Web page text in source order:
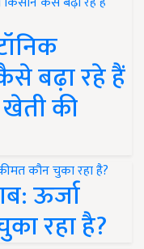
बढ़ा रहे हैं
की
ऊर्जा
रहा है?